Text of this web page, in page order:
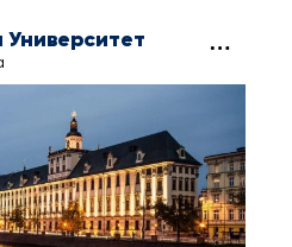
Университет